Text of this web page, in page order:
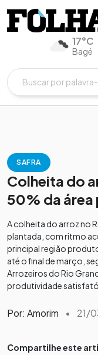
17°C
Bagé
SAFRA
Colheita do
50% da área
A colheita do arroz no
plantada, com ritmo
principal região
até o final de março,
Arrozeiros do Rio
produtividade
Por: Amorim • 21/
Compartilhe este